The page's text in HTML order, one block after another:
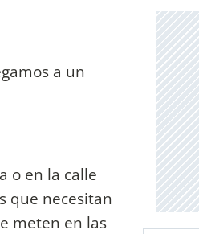
a un
o en la calle
que necesitan
meten en las